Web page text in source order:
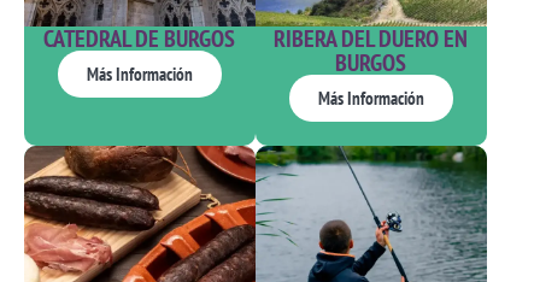
CATEDRAL DE BURGOS
Más Información
RIBERA DEL DUERO EN
BURGOS
Más Información